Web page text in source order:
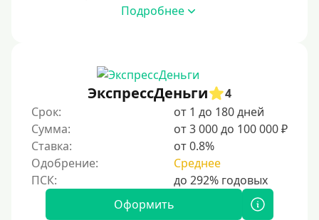
Подробнее
ЭкспрессДеньги
4
Срок:
от 1 до 180 дней
Сумма:
от 3 000 до 100 000 ₽
Ставка:
от 0.8%
Одобрение:
Среднее
Оформить